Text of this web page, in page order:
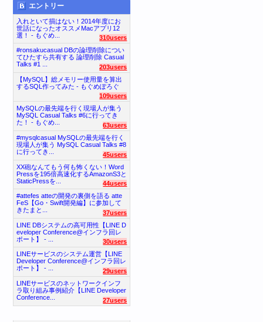
エントリー
入れといて損はない！2014年度にお
世話になったオススメMacアプリ12
選！ - もぐめ...
310users
#ronsakucasual DBの論理削除につい
てひたすら共有する 論理削除 Casual
Talks #1 ...
203users
【MySQL】総メモリー使用量を算出
するSQL作ってみた - もぐめぽろぐ
109users
MySQLの最先端を行く現場人が集う
MySQL Casual Talks #6に行ってき
た！ - もぐめ...
63users
#mysqlcasual MySQLの最先端を行く
現場人が集う MySQL Casual Talks #8
に行ってき...
45users
XX砲なんてもう何も怖くない！Word
Pressを195倍高速化するAmazonS3と
StaticPressを...
44users
#attefes atteの開発の裏側を語る atte
FeS【Go・Swift開発編】に参加して
きたまと...
37users
LINE DBシステムの高可用性【LINE D
eveloper Conference@インフラ回レ
ポート】 - ...
30users
LINEサービスのシステム運営【LINE
Developer Conference@インフラ回レ
ポート】 - ...
29users
LINEサービスのネットワークインフ
ラ取り組み事例紹介【LINE Developer
Conference...
27users